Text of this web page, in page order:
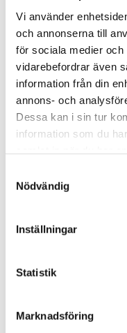
Vi använder
och annonserna till
för sociala medier
vidarebefordrar även
information från din
annons- och
Dessa kan i sin tur
information som du
Nödvändig
Inställningar
Statistik
Marknadsföring
*Gäller endast
Snabba leveranser
Leverans 1-3
Format